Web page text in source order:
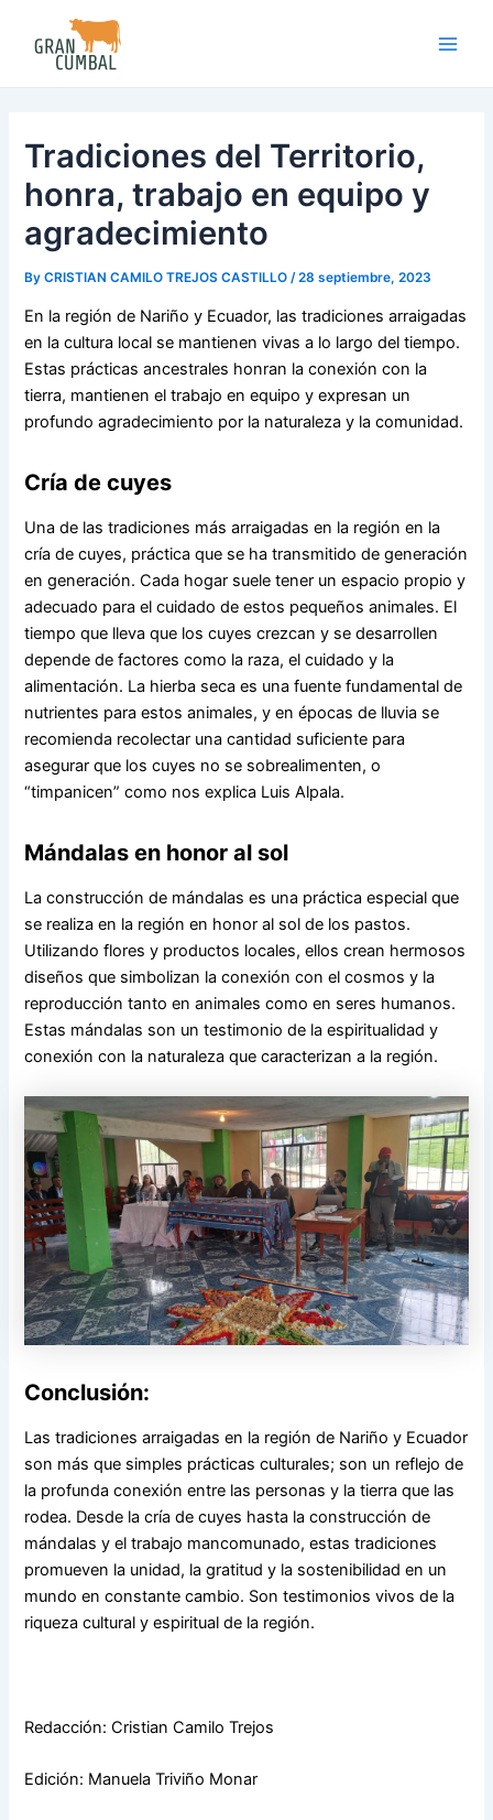
content
Tradiciones del Territorio,
honra, trabajo en equipo y
agradecimiento
ByCRISTIAN CAMILO TREJOS CASTILLO /28 septiembre, 2023
En la región de Nariño y Ecuador, las tradiciones arraigadas
en la cultura local se mantienen vivas a lo largo del tiempo.
Estas prácticas ancestrales honran la conexión con la
tierra, mantienen el trabajo en equipo y expresan un
profundo agradecimiento por la naturaleza y la comunidad.
Cría de cuyes
Una de las tradiciones más arraigadas en la región en la
cría de cuyes, práctica que se ha transmitido de generación
en generación. Cada hogar suele tener un espacio propio y
adecuado para el cuidado de estos pequeños animales. El
tiempo que lleva que los cuyes crezcan y se desarrollen
depende de factores como la raza, el cuidado y la
alimentación. La hierba seca es una fuente fundamental de
nutrientes para estos animales, y en épocas de lluvia se
recomienda recolectar una cantidad suficiente para
asegurar que los cuyes no se sobrealimenten, o
“timpanicen” como nos explica Luis Alpala.
Mándalas en honor al sol
La construcción de mándalas es una práctica especial que
se realiza en la región en honor al sol de los pastos.
Utilizando flores y productos locales, ellos crean hermosos
diseños que simbolizan la conexión con el cosmos y la
reproducción tanto en animales como en seres humanos.
Estas mándalas son un testimonio de la espiritualidad y
conexión con la naturaleza que caracterizan a la región.
Conclusión:
Las tradiciones arraigadas en la región de Nariño y Ecuador
son más que simples prácticas culturales; son un reflejo de
la profunda conexión entre las personas y la tierra que las
rodea. Desde la cría de cuyes hasta la construcción de
mándalas y el trabajo mancomunado, estas tradiciones
promueven la unidad, la gratitud y la sostenibilidad en un
mundo en constante cambio. Son testimonios vivos de la
riqueza cultural y espiritual de la región.
Redacción: Cristian Camilo Trejos
Edición: Manuela Triviño Monar
navigation